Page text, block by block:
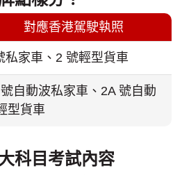
對應香港駕駛執照
私家車、2 號輕型貨車
自動波私家車、2A 號自動
型貨車
科目考試內容